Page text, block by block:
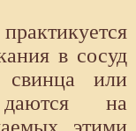
в сосуд
свинца или
даются на